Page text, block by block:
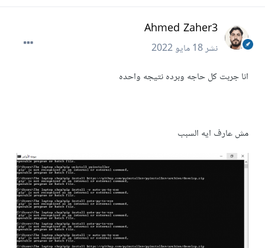
Ahmed Zaher3
نشر18 مايو 2022
انا جربت كل حاجه وبرده نتيجه واحده
مش عارف ايه السبب